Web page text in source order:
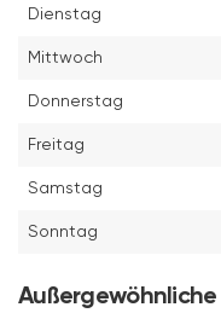
Dienstag
Mittwoch
Donnerstag
Freitag
Samstag
Sonntag